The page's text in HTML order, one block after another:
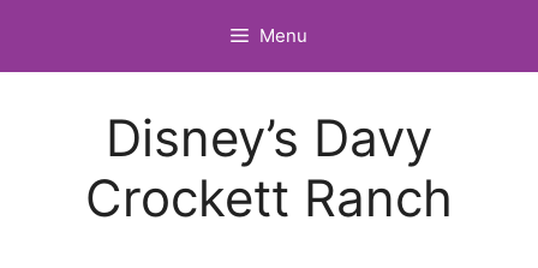
contenuto
Menu
Disney’s Davy
Crockett Ranch